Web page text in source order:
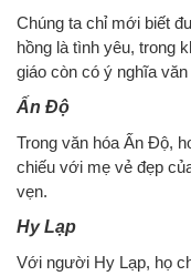
Chúng ta chỉ mới biết
hồng là tình yêu, trong
giáo còn có ý nghĩa
Ấn Độ
Trong văn hóa Ấn Độ,
chiếu với mẹ vẻ đẹp
vẹn.
Hy Lạp
Với người Hy Lạp, họ